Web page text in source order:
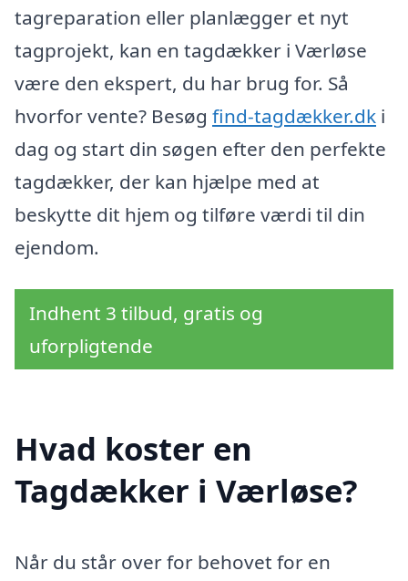
tagreparation eller planlægger et nyt
tagprojekt, kan en tagdækker i Værløse
være den ekspert, du har brug for. Så
hvorfor vente? Besøg find-tagdækker.dk i
dag og start din søgen efter den perfekte
tagdækker, der kan hjælpe med at
beskytte dit hjem og tilføre værdi til din
ejendom.
Indhent 3 tilbud, gratis og
uforpligtende
Hvad koster en
Tagdækker i Værløse?
Når du står over for behovet for en